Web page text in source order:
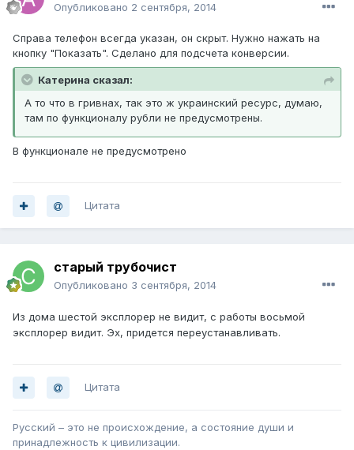
Опубликовано 2 сентября, 2014
Справа телефон всегда указан, он скрыт. Нужно нажать на
кнопку "Показать". Сделано для подсчета конверсии.
Катерина сказал:
А то что в гривнах, так это ж украинский ресурс, думаю,
там по функционалу рубли не предусмотрены.
В функционале не предусмотрено
Цитата
старый трубочист
Опубликовано 3 сентября, 2014
Из дома шестой эксплорер не видит, с работы восьмой
эксплорер видит. Эх, придется переустанавливать.
Цитата
Русский – это не происхождение, а состояние души и
принадлежность к цивилизации.